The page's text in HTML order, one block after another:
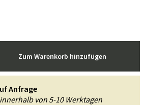
Zum Warenkorb hinzufügen
Anfrage
von 5-10 Werktagen